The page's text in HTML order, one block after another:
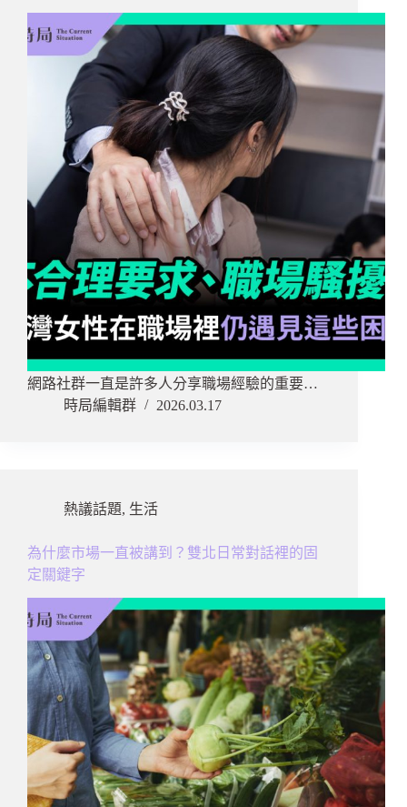
網路社群一直是許多人分享職場經驗的重要…
時局編輯群
2026.03.17
熱議話題, 生活
為什麼市場一直被講到？雙北日常對話裡的固
定關鍵字